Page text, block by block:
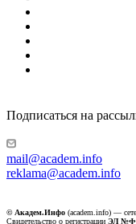
Подписаться на
mail@academ.info
reklama@academ.info
© Академ.Инфо (academ.info) —
Свидетельство о регистрации ЭЛ